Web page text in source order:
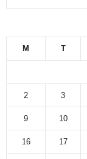
M T
2 3
9 10
16 17